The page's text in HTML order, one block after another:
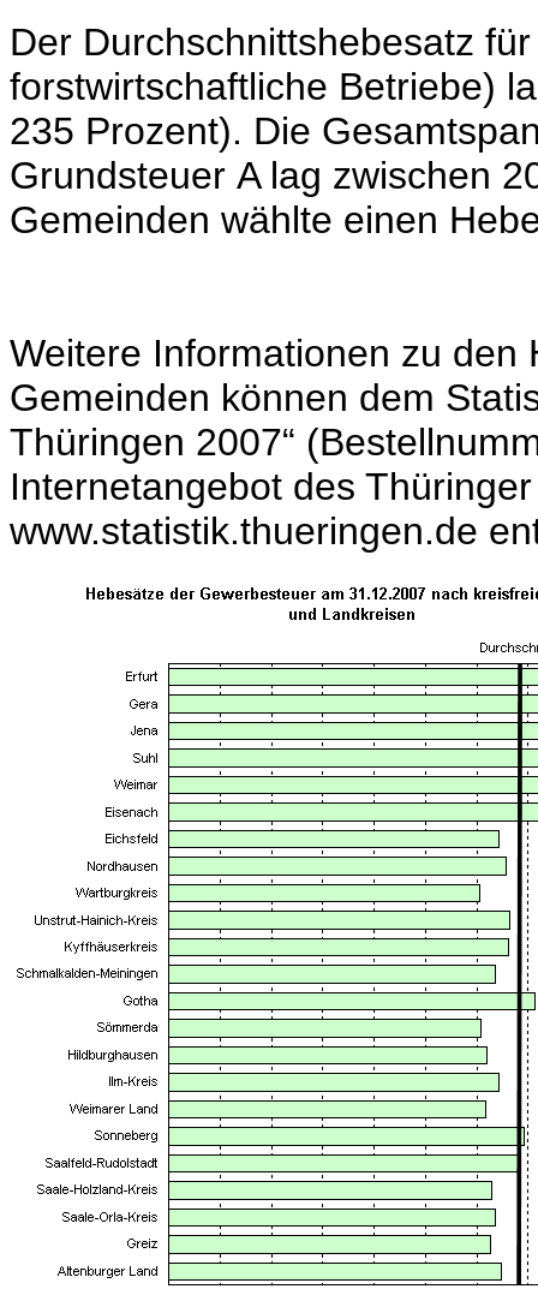
Der Durchschnittshebesatz
forstwirtschaftliche Betriebe)
235 Prozent). Die
Grundsteuer A lag zwischen
Gemeinden wählte einen
Weitere Informationen zu den
Gemeinden können dem
Thüringen 2007“
Internetangebot des
www.statistik.thueringen.de